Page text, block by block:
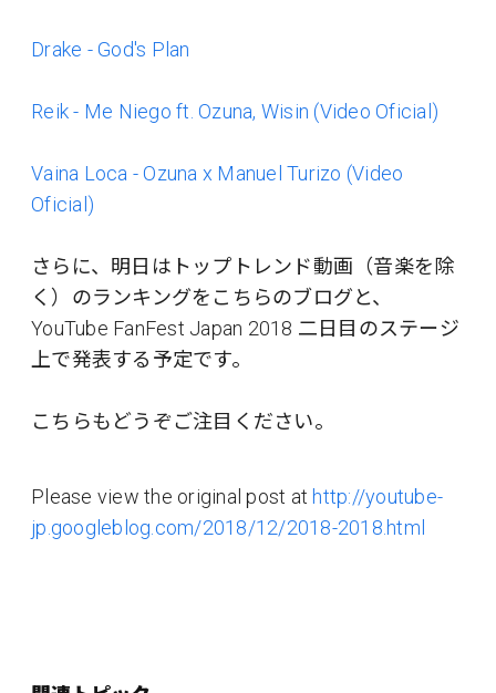
Drake - God's Plan
Reik - Me Niego ft. Ozuna, Wisin (Video Oficial)
Vaina Loca - Ozuna x Manuel Turizo (Video
Oficial)
さらに、明日はトップトレンド動画（音楽を除
く）のランキングをこちらのブログと、
YouTube FanFest Japan 2018 二日目のステージ
上で発表する予定です。
こちらもどうぞご注目ください。
Please view the original post athttp://youtube-
jp.googleblog.com/2018/12/2018-2018.html